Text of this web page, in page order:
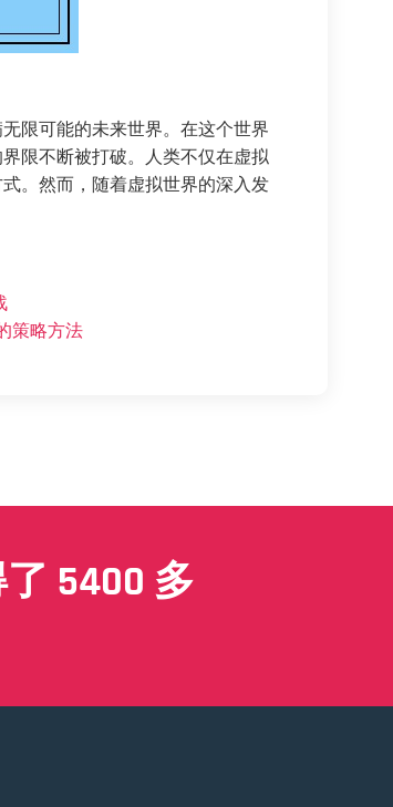
限可能的未来世界。在这个世界
限不断被打破。人类不仅在虚拟
。然而，随着虚拟世界的深入发
策略方法
5400 多